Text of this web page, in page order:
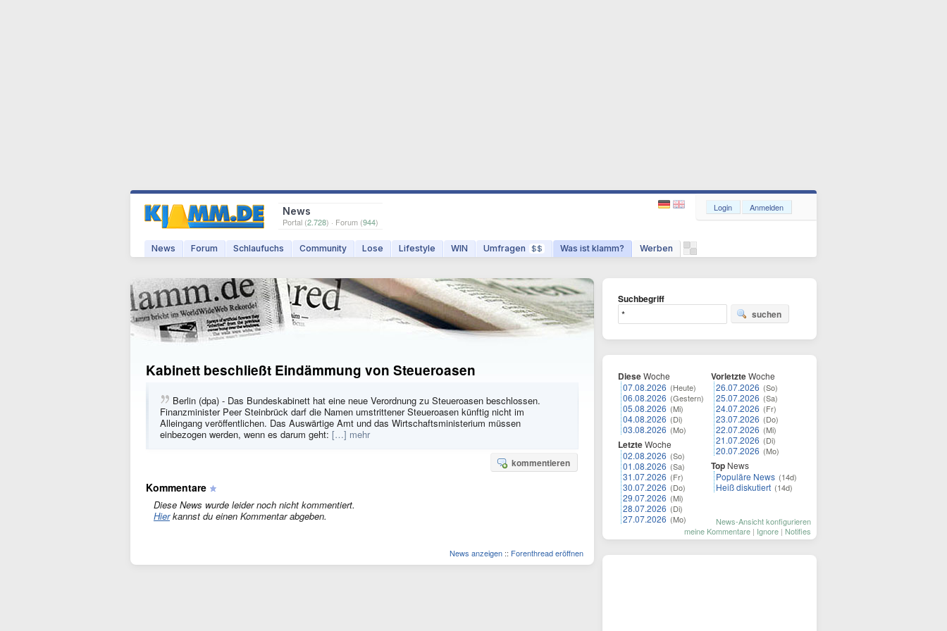
News
Portal (2.728) · Forum (944)
News Forum Schlaufuchs Community Lose Lifestyle WIN Umfragen $$ Was ist klamm? Werben
Login Anmelden
Kabinett beschließt Eindämmung von Steueroasen
Berlin (dpa) - Das Bundeskabinett hat eine neue Verordnung zu Steueroasen beschlossen.
Finanzminister Peer Steinbrück darf die Namen umstrittener Steueroasen künftig nicht im
Alleingang veröffentlichen. Das Auswärtige Amt und das Wirtschaftsministerium müssen
einbezogen werden, wenn es darum geht: […] mehr
kommentieren
Kommentare
Diese News wurde leider noch nicht kommentiert.
Hierkannst du einen Kommentar abgeben.
News anzeigen :: Forenthread eröffnen
Suchbegriff
suchen
DieseWoche
07.08.2026 (Heute)
06.08.2026 (Gestern)
05.08.2026 (Mi)
04.08.2026 (Di)
03.08.2026 (Mo)
LetzteWoche
02.08.2026 (So)
01.08.2026 (Sa)
31.07.2026 (Fr)
30.07.2026 (Do)
29.07.2026 (Mi)
28.07.2026 (Di)
27.07.2026 (Mo)
VorletzteWoche
26.07.2026 (So)
25.07.2026 (Sa)
24.07.2026 (Fr)
23.07.2026 (Do)
22.07.2026 (Mi)
21.07.2026 (Di)
20.07.2026 (Mo)
Top News
Populäre News (14d)
Heiß diskutiert (14d)
News-Ansicht konfigurieren
meine Kommentare | Ignore | Notifies